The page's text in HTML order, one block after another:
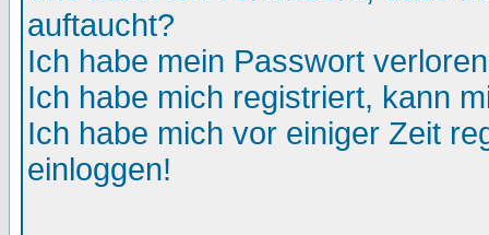
auftaucht?
Ich habe mein Passwort
Ich habe mich registriert, kann
Ich habe mich vor einiger Zeit
einloggen!